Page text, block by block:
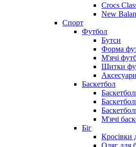
Crocs
New
Спорт
Футбол
Бутси
Форма
М'ячі
Щитки
Баскетбол
М'ячі
Біг
Кросівки
Одяг для